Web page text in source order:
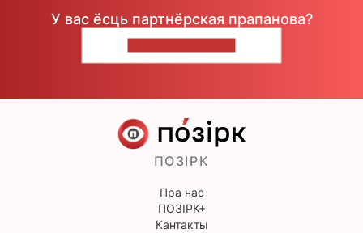
У вас ёсць партнёрская прапанова?
ПОЗІРК
Пра нас
ПОЗІРК+
Кантакты